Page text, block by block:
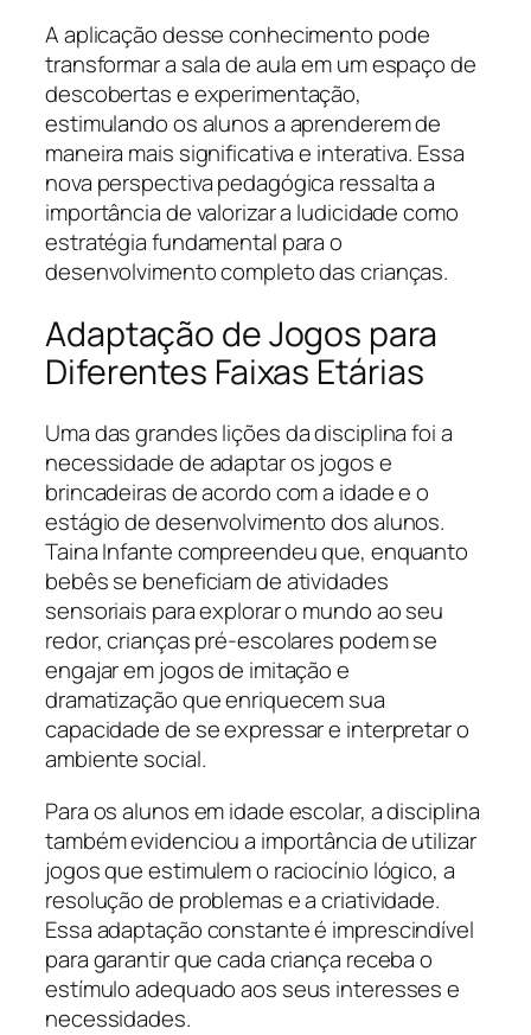
A aplicação desse conhecimento pode
transformar a sala de aula em um espaço de
descobertas e experimentação,
estimulando os alunos a aprenderem de
maneira mais significativa e interativa. Essa
nova perspectiva pedagógica ressalta a
importância de valorizar a ludicidade como
estratégia fundamental para o
desenvolvimento completo das crianças.
Adaptação de Jogos para
Diferentes Faixas Etárias
Uma das grandes lições da disciplina foi a
necessidade de adaptar os jogos e
brincadeiras de acordo com a idade e o
estágio de desenvolvimento dos alunos.
Taina Infante compreendeu que, enquanto
bebês se beneficiam de atividades
sensoriais para explorar o mundo ao seu
redor, crianças pré-escolares podem se
engajar em jogos de imitação e
dramatização que enriquecem sua
capacidade de se expressar e interpretar o
ambiente social.
Para os alunos em idade escolar, a disciplina
também evidenciou a importância de utilizar
jogos que estimulem o raciocínio lógico, a
resolução de problemas e a criatividade.
Essa adaptação constante é imprescindível
para garantir que cada criança receba o
estímulo adequado aos seus interesses e
necessidades.